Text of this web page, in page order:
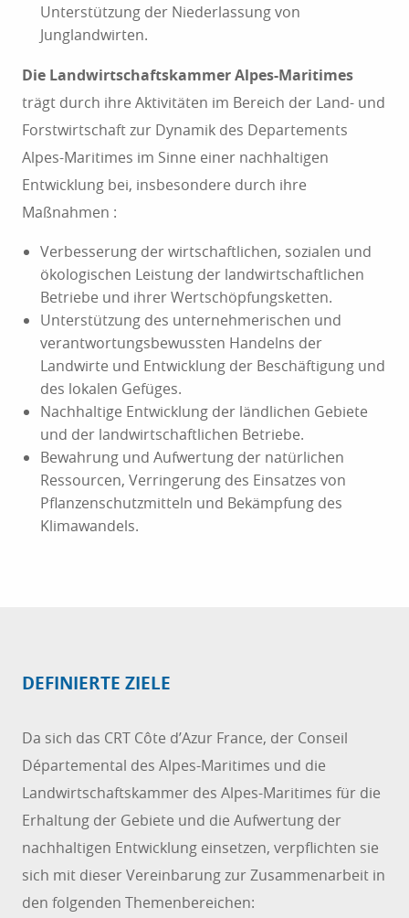
Unterstützung der Niederlassung von
Junglandwirten.
Die Landwirtschaftskammer Alpes-Maritimes
trägt durch ihre Aktivitäten im Bereich der Land- und
Forstwirtschaft zur Dynamik des Departements
Alpes-Maritimes im Sinne einer nachhaltigen
Entwicklung bei, insbesondere durch ihre
Maßnahmen :
Verbesserung der wirtschaftlichen, sozialen und
ökologischen Leistung der landwirtschaftlichen
Betriebe und ihrer Wertschöpfungsketten.
Unterstützung des unternehmerischen und
verantwortungsbewussten Handelns der
Landwirte und Entwicklung der Beschäftigung und
des lokalen Gefüges.
Nachhaltige Entwicklung der ländlichen Gebiete
und der landwirtschaftlichen Betriebe.
Bewahrung und Aufwertung der natürlichen
Ressourcen, Verringerung des Einsatzes von
Pflanzenschutzmitteln und Bekämpfung des
Klimawandels.
DEFINIERTE ZIELE
Da sich das CRT Côte d’Azur France, der Conseil
Départemental des Alpes-Maritimes und die
Landwirtschaftskammer des Alpes-Maritimes für die
Erhaltung der Gebiete und die Aufwertung der
nachhaltigen Entwicklung einsetzen, verpflichten sie
sich mit dieser Vereinbarung zur Zusammenarbeit in
den folgenden Themenbereichen: